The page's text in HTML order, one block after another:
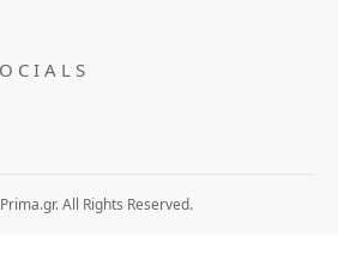
All Rights Reserved.